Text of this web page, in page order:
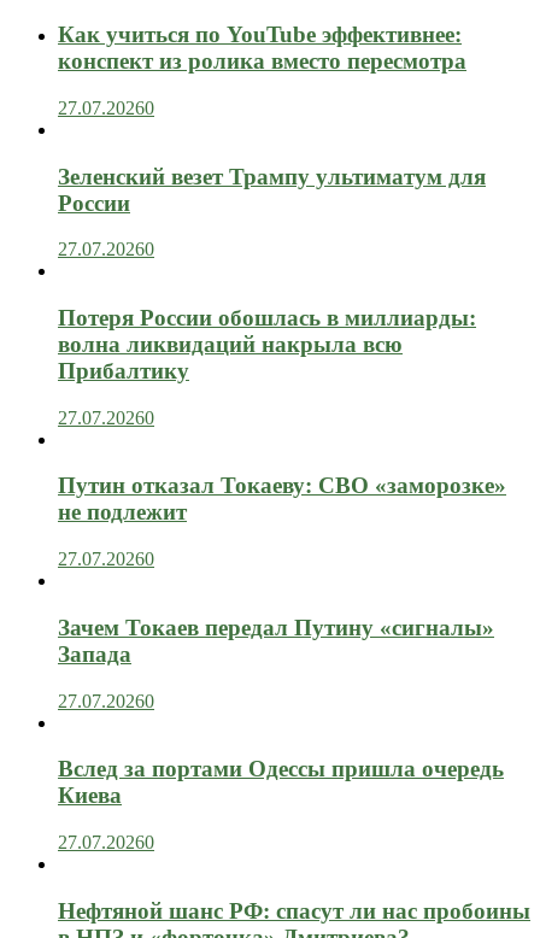
Как учиться по YouTube эффективнее:
конспект из ролика вместо пересмотра
27.07.20260
Зеленский везет Трампу ультиматум для
России
27.07.20260
Потеря России обошлась в миллиарды:
волна ликвидаций накрыла всю
Прибалтику
27.07.20260
Путин отказал Токаеву: СВО «заморозке»
не подлежит
27.07.20260
Зачем Токаев передал Путину «сигналы»
Запада
27.07.20260
Вслед за портами Одессы пришла очередь
Киева
27.07.20260
Нефтяной шанс РФ: спасут ли нас пробоины